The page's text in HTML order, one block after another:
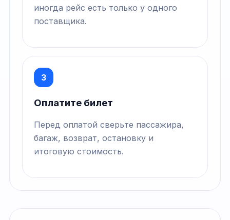
иногда рейс есть только у одного
поставщика.
3
Оплатите билет
Перед оплатой сверьте пассажира,
багаж, возврат, остановку и
итоговую стоимость.